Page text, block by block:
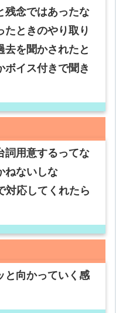
残念ではあったな
たときのやり取り
去を聞かされたと
ボイス付きで聞き
詞用意するってな
ねないしな
対応してくれたら
と向かっていく感